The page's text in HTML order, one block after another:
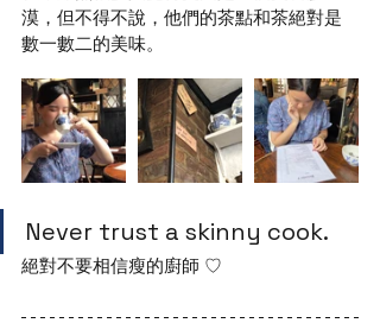
漠，但不得不說，他們的茶點和茶絕對是
數一數二的美味。
Never trust a skinny cook.
絕對不要相信瘦的廚師 ♡